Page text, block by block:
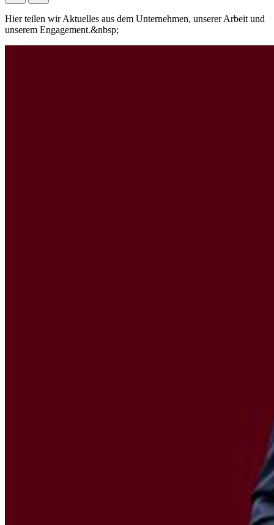
Hier teilen wir Aktuelles aus dem Unternehmen, unserer Arbeit und
unserem Engagement.&nbsp;